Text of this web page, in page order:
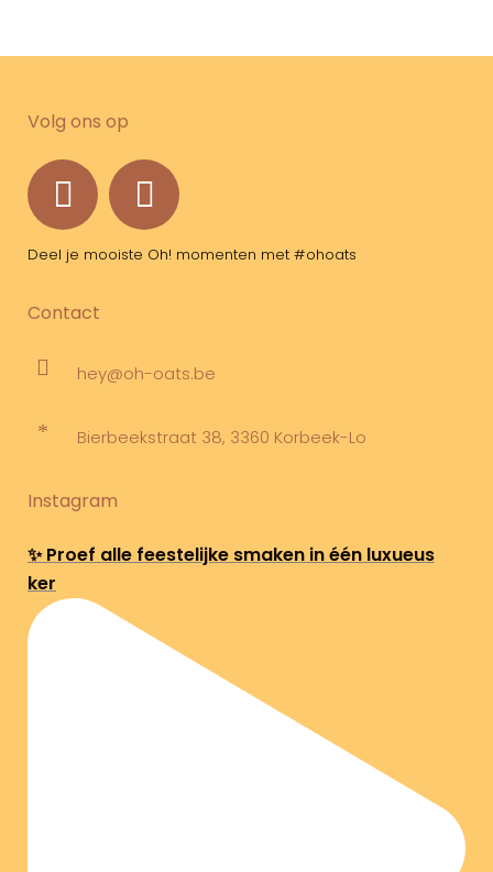
Volg ons op
Deel je mooiste Oh! momenten met #ohoats
Contact
hey@oh-oats.be
Bierbeekstraat 38, 3360 Korbeek-Lo
Instagram
✨ Proef alle feestelijke smaken in één luxueus
ker